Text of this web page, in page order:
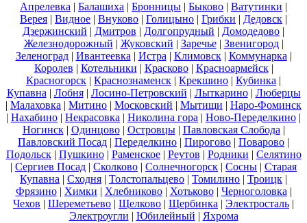
Апрелевка | Балашиха | Бронницы | Быково | Ватутинки |
Верея | Видное | Внуково | Голицыно | Грибки | Дедовск |
Дзержинский | Дмитров | Долгопрудный | Домодедово |
Железнодорожный | Жуковский | Заречье| Звенигород|
Зеленоград| Ивантеевка | Истра | Климовск| Коммунарка |
Королев | Котельники | Красково| Красноармейск|
Красногорск | Краснознаменск | Крекшино | Кубинка |
Купавна | Лобня| Лосино-Петровский | Лыткарино| Люберцы
| Малаховка | Митино | Московский | Мытищи | Наро-Фоминск
| Нахабино | Некрасовка | Николина гора | Ново-Переделкино |
Ногинск| Одинцово| Островцы| Павловская Слобода |
Павловский Посад | Переделкино | Пирогово | Поварово |
Подольск| Пушкино| Раменское| Реутов | Родники | Селятино
| Сергиев Посад | Сколково | Солнечногорск | Сосны | Старая
Купавна | Сходня | Толстопальцево | Томилино | Троицк |
Фрязино| Химки | Хлебниково| Хотьково| Черноголовка |
Чехов | Шереметьево | Щелково | Щербинка | Электросталь |
Электроугли | Юбилейный | Яхрома